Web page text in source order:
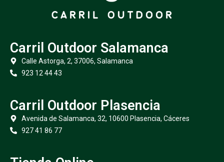
Carril Outdoor Salamanca
Calle Astorga, 2, 37006, Salamanca
923 12 44 43
Carril Outdoor Plasencia
Avenida de Salamanca, 32, 10600 Plasencia, Cáceres
927 41 86 77